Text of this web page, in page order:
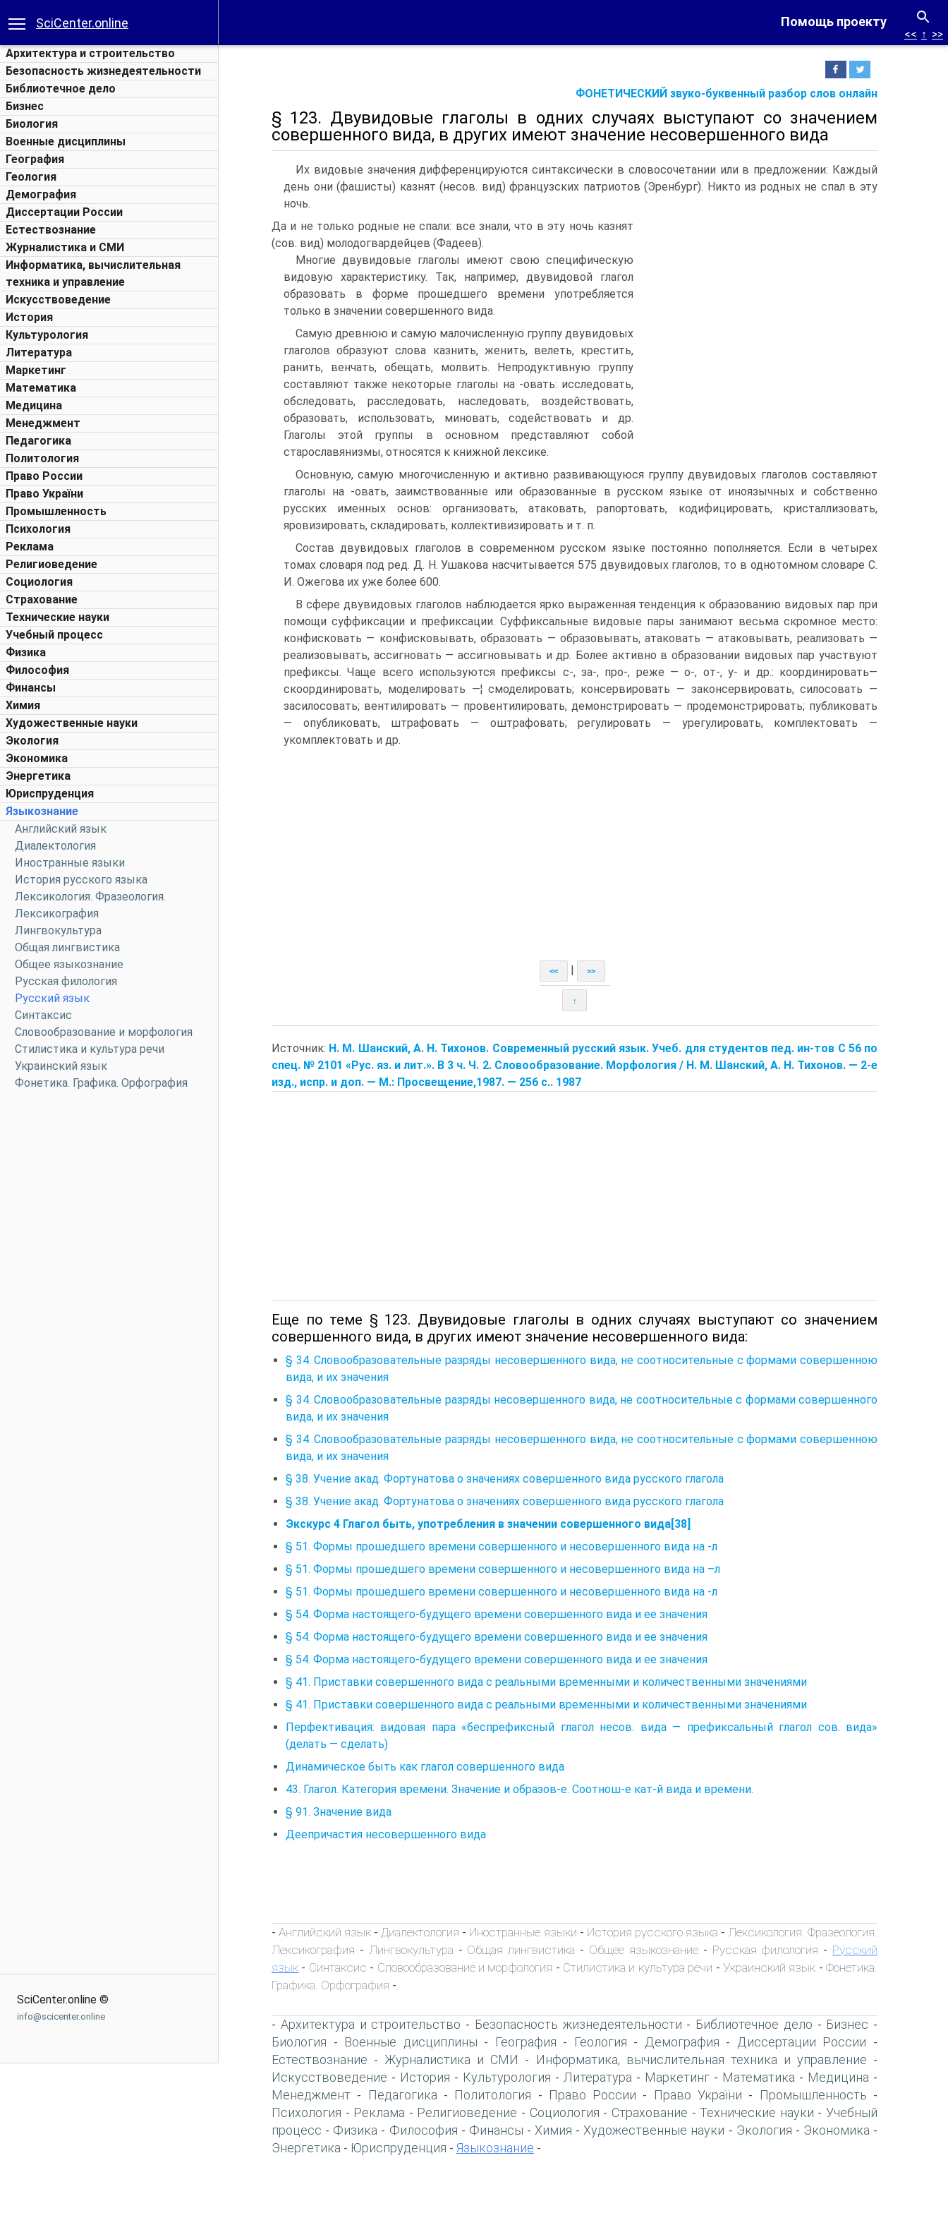
Помощь проекту
SciCenter.online
Архитектура и строительство
Безопасность жизнедеятельности
Библиотечное дело
Бизнес
Биология
Военные дисциплины
География
Геология
Демография
Диссертации России
Естествознание
Журналистика и СМИ
Информатика, вычислительная
техника и управление
Искусствоведение
История
Культурология
Литература
Маркетинг
Математика
Медицина
Менеджмент
Педагогика
Политология
Право России
Право України
Промышленность
Психология
Реклама
Религиоведение
Социология
Страхование
Технические науки
Учебный процесс
Физика
Философия
Финансы
Химия
Художественные науки
Экология
Экономика
Энергетика
Юриспруденция
Языкознание
Английский язык
Диалектология
Иностранные языки
История русского языка
Лексикология. Фразеология.
Лексикография
Лингвокультура
Общая лингвистика
Общее языкознание
Русская филология
Русский язык
Синтаксис
Словообразование и морфология
Стилистика и культура речи
Украинский язык
Фонетика. Графика. Орфография
SciCenter.online ©
info@scicenter.online
ФОНЕТИЧЕСКИЙ звуко-буквенный разбор слов онлайн
<< ↑ >>
§ 123. Двувидовые глаголы в одних случаях выступают со значением
совершенного вида, в других имеют значение несовершенного вида
Их видовые значения дифференцируются синтаксически в словосочетании или в предложении: Каждый
день они (фашисты) казнят (несов. вид) французских патриотов (Эренбург). Никто из родных не спал в эту
ночь.
Да и не только родные не спали: все знали, что в эту ночь казнят
(сов. вид) молодогвардейцев (Фадеев).
Многие двувидовые глаголы имеют свою специфическую
видовую характеристику. Так, например, двувидовой глагол
образовать в форме прошедшего времени употребляется
только в значении совершенного вида.
Самую древнюю и самую малочисленную группу двувидовых
глаголов образуют слова казнить, женить, велеть, крестить,
ранить, венчать, обещать, молвить. Непродуктивную группу
составляют также некоторые глаголы на -овать: исследовать,
обследовать, расследовать, наследовать, воздействовать,
образовать, использовать, миновать, содействовать и др.
Глаголы этой группы в основном представляют собой
старославянизмы, относятся к книжной лексике.
Основную, самую многочисленную и активно развивающуюся группу двувидовых глаголов составляют
глаголы на -овать, заимствованные или образованные в русском языке от иноязычных и собственно
русских именных основ: организовать, атаковать, рапортовать, кодифицировать, кристаллизовать,
яровизировать, складировать, коллективизировать и т. п.
Состав двувидовых глаголов в современном русском языке постоянно пополняется. Если в четырех
томах словаря под ред. Д. Н. Ушакова насчитывается 575 двувидовых глаголов, то в однотомном словаре С.
И. Ожегова их уже более 600.
В сфере двувидовых глаголов наблюдается ярко выраженная тенденция к образованию видовых пар при
помощи суффиксации и префиксации. Суффиксальные видовые пары занимают весьма скромное место:
конфисковать — конфисковывать, образовать — образовывать, атаковать — атаковывать, реализовать —
реализовывать, ассигновать — ассигновывать и др. Более активно в образовании видовых пар участвуют
префиксы. Чаще всего используются префиксы с-, за-, про-, реже — о-, от-, у- и др.: координировать—
скоординировать, моделировать —¦ смоделировать; консервировать — законсервировать, силосовать —
засилосовать; вентилировать — провентилировать, демонстрировать — продемонстрировать; публиковать
— опубликовать, штрафовать — оштрафовать; регулировать — урегулировать, комплектовать —
укомплектовать и др.
<< >>
↑
Источник: Н. М. Шанский, А. Н. Тихонов. Современный русский язык. Учеб. для студентов пед. ин-тов С 56 по
спец. № 2101 «Рус. яз. и лит.». В 3 ч. Ч. 2. Словообразование. Морфология / Н. М. Шанский, А. Н. Тихонов. — 2-е
изд., испр. и доп. — М.: Просвещение,1987. — 256 с.. 1987
Еще по теме § 123. Двувидовые глаголы в одних случаях выступают со значением
совершенного вида, в других имеют значение несовершенного вида:
§ 34. Словообразовательные разряды несовершенного вида, не соотносительные с формами совершенною
вида, и их значения
§ 34. Словообразовательные разряды несовершенного вида, не соотносительные с формами совершенного
вида, и их значения
§ 34. Словообразовательные разряды несовершенного вида, не соотносительные с формами совершенною
вида, и их значения
§ 38. Учение акад. Фортунатова о значениях совершенного вида русского глагола
§ 38. Учение акад. Фортунатова о значениях совершенного вида русского глагола
Экскурс 4 Глагол быть, употребления в значении совершенного вида[38]
§ 51. Формы прошедшего времени совершенного и несовершенного вида на -л
§ 51. Формы прошедшего времени совершенного и несовершенного вида на –л
§ 51. Формы прошедшего времени совершенного и несовершенного вида на -л
§ 54. Форма настоящего-будущего времени совершенного вида и ее значения
§ 54. Форма настоящего-будущего времени совершенного вида и ее значения
§ 54. Форма настоящего-будущего времени совершенного вида и ее значения
§ 41. Приставки совершенного вида с реальными временными и количественными значениями
§ 41. Приставки совершенного вида с реальными временными и количественными значениями
Перфективация: видовая пара «беспрефиксный глагол несов. вида — префиксальный глагол сов. вида»
(делать — сделать)
Динамическое быть как глагол совершенного вида
43. Глагол. Категория времени. Значение и образов-е. Соотнош-е кат-й вида и времени.
§ 91. Значение вида
Деепричастия несовершенного вида
-Английский язык - Диалектология - Иностранные языки - История русского языка - Лексикология. Фразеология.
Лексикография - Лингвокультура - Общая лингвистика - Общее языкознание- Русская филология - Русский
язык - Синтаксис - Словообразование и морфология - Стилистика и культура речи - Украинский язык - Фонетика.
Графика. Орфография -
- Архитектура и строительство - Безопасность жизнедеятельности - Библиотечное дело - Бизнес -
Биология - Военные дисциплины - География - Геология - Демография - Диссертации России -
Естествознание - Журналистика и СМИ - Информатика, вычислительная техника и управление -
Искусствоведение - История - Культурология - Литература - Маркетинг - Математика - Медицина -
Менеджмент - Педагогика - Политология - Право России - Право України - Промышленность -
Психология - Реклама - Религиоведение - Социология - Страхование -Технические науки -Учебный
процесс - Физика - Философия - Финансы - Химия - Художественные науки - Экология - Экономика -
Энергетика - Юриспруденция - Языкознание -